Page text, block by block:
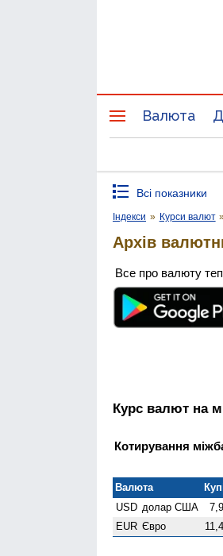
Валюта
Всі показники
Індекси » Курси валют
Архів
Все про валюту
Курс валют на
Котирування
Валюта
USD долар США
EUR Євро